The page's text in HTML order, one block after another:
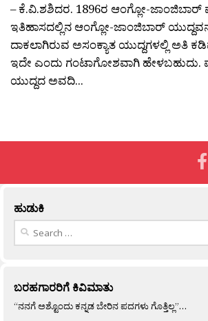
– ಕೆ.ವಿ.ಶಶಿದರ. 1896ರ ಆಂಗ್ಲೋ-ಜಾಂಜಿಬಾರ್
ಇತಿಹಾಸದಲ್ಲಿನ ಆಂಗ್ಲೋ-ಜಾಂಜಿಬಾರ್
ದಾಕಲಾಗಿರುವ ಅಸಂಕ್ಯಾತ ಯುದ್ದಗಳಲ್ಲಿ ಅತಿ
ಇದೇ ಎಂದು ಗಂಟಾಗೋಶವಾಗಿ ಹೇಳಬಹುದು.
ಯುದ್ದದ ಅವದಿ...
ಹುಡುಕಿ
Search
ಬರಹಗಾರರಿಗೆ ಕಿವಿಮಾತು
“ನನಗೆ ಅಶ್ಟೊಂದು ಕನ್ನಡ ಬೇರಿನ ಪದಗಳು ಗೊತ್ತಿಲ್ಲ”…